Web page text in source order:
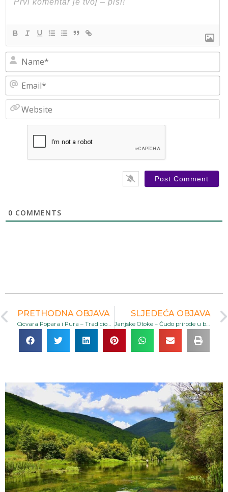
0 COMMENTS
PRETHODNA OBJAVA SLJEDEĆA OBJAVA
Janjske Otoke – Čudo prirode u blizini Šipova koje morate posjetiti